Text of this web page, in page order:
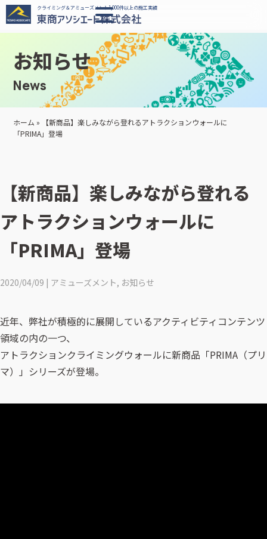
クライミング＆アミューズメント1,000件以上の施工実績
お知らせ
News
ホーム »
【新商品】楽しみながら登れるアトラクションウォールに
「PRIMA」登場
【新商品】楽しみながら登れる
アトラクションウォールに
「PRIMA」登場
2020/04/09 | アミューズメント, お知らせ
近年、弊社が積極的に展開しているアクティビティコンテンツ
領域の内の一つ、
アトラクションクライミングウォールに新商品「PRIMA（プリ
マ）」シリーズが登場。